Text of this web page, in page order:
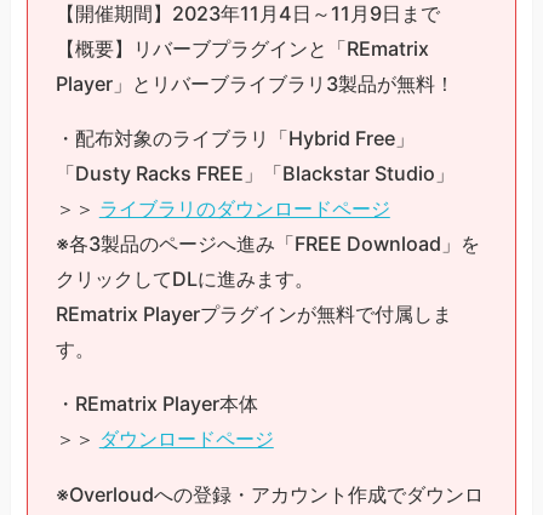
【開催期間】2023年11月4日～11月9日まで
【概要】リバーブプラグインと「REmatrix
Player」とリバーブライブラリ3製品が無料！
・配布対象のライブラリ「Hybrid Free」
「Dusty Racks FREE」「Blackstar Studio」
＞＞ ライブラリのダウンロードページ
※各3製品のページへ進み「FREE Download」を
クリックしてDLに進みます。
REmatrix Playerプラグインが無料で付属しま
す。
・REmatrix Player本体
＞＞ ダウンロードページ
※Overloudへの登録・アカウント作成でダウンロ